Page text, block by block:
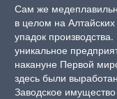
Сам же
в целом на
упадок
уникальное
накануне Первой
здесь были
Заводское